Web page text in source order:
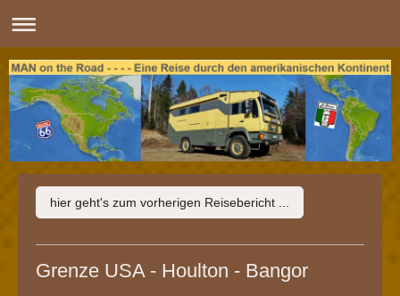
hier geht's zum vorherigen Reisebericht ...
Grenze USA - Houlton - Bangor